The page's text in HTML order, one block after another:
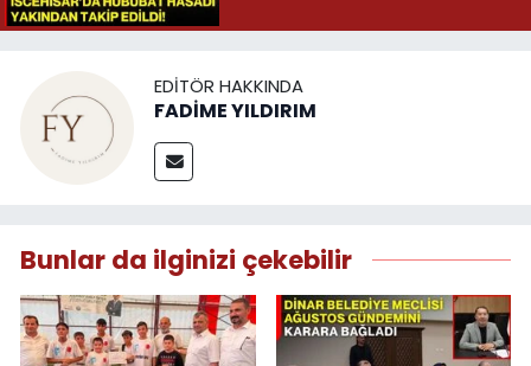
EDITÖR HAKKINDA
FADİME YILDIRIM
Bunlar da ilginizi çekebilir